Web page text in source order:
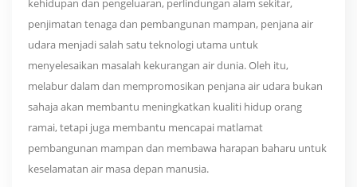
kehidupan dan pengeluaran, perlindungan alam sekitar,
penjimatan tenaga dan pembangunan mampan, penjana air
udara menjadi salah satu teknologi utama untuk
menyelesaikan masalah kekurangan air dunia. Oleh itu,
melabur dalam dan mempromosikan penjana air udara bukan
sahaja akan membantu meningkatkan kualiti hidup orang
ramai, tetapi juga membantu mencapai matlamat
pembangunan mampan dan membawa harapan baharu untuk
keselamatan air masa depan manusia.